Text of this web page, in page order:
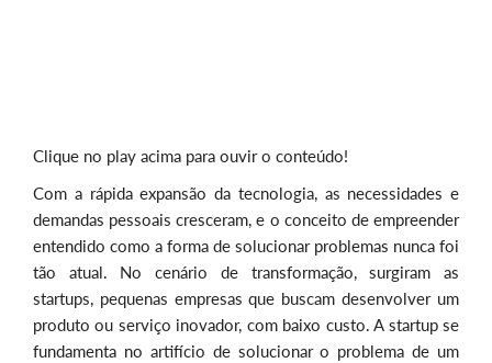
Clique no play acima para ouvir o conteúdo!
Com a rápida expansão da tecnologia, as necessidades e
demandas pessoais cresceram, e o conceito de empreender
entendido como a forma de solucionar problemas nunca foi
tão atual. No cenário de transformação, surgiram as
startups, pequenas empresas que buscam desenvolver um
produto ou serviço inovador, com baixo custo. A startup se
fundamenta no artifício de solucionar o problema de um